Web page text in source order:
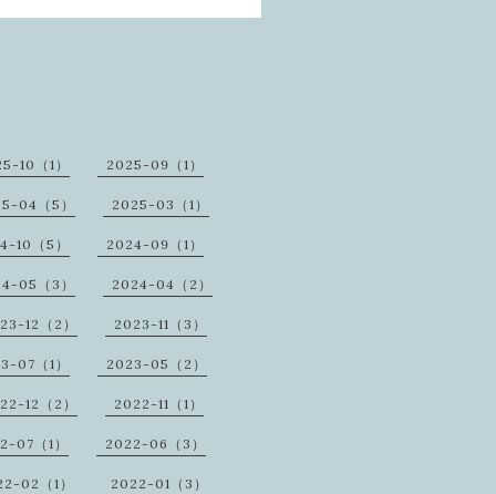
10（1） 2025-09（1）
04（5） 2025-03（1）
10（5） 2024-09（1）
05（3） 2024-04（2）
12（2） 2023-11（3）
07（1） 2023-05（2）
12（2） 2022-11（1）
07（1） 2022-06（3）
02（1） 2022-01（3）